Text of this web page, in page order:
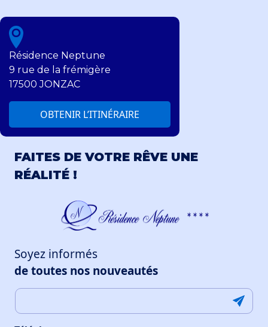
Résidence Neptune
9 rue de la frémigère
17500 JONZAC
OBTENIR L’ITINÉRAIRE
FAITES DE VOTRE RÊVE UNE
RÉALITÉ !
Soyez informés
de toutes nos nouveautés